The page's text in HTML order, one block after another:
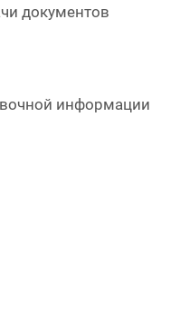
документов
информации